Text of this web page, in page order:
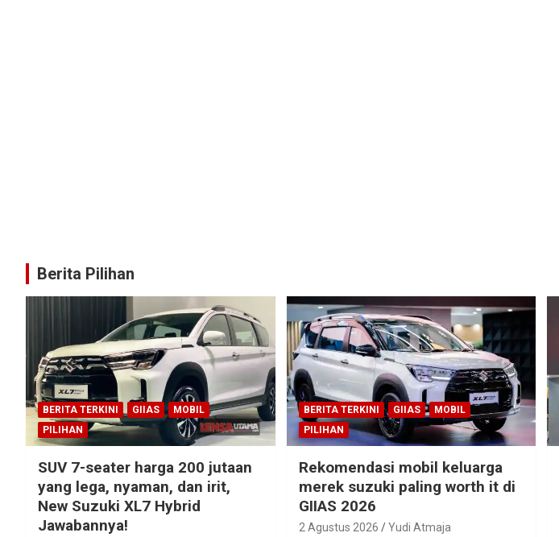
Berita Pilihan
BERITA TERKINI GIIAS
MOBIL
PILIHAN
SUV 7-seater harga 200 jutaan
yang lega, nyaman, dan irit,
New Suzuki XL7 Hybrid
Jawabannya!
BERITA TERKINI GIIAS
MOBIL
PILIHAN
Rekomendasi mobil keluarga
merek suzuki paling worth it di
GIIAS 2026
2 Agustus 2026 Yudi Atmaja